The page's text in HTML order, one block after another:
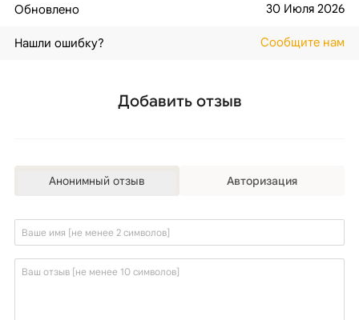
Обновлено 30 Июля 2026
Нашли ошибку? Сообщите нам
Добавить отзыв
Анонимный отзыв Авторизация